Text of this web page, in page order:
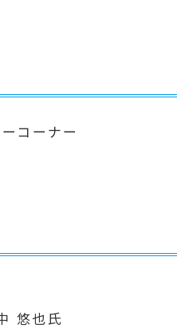
コーナー
悠也氏